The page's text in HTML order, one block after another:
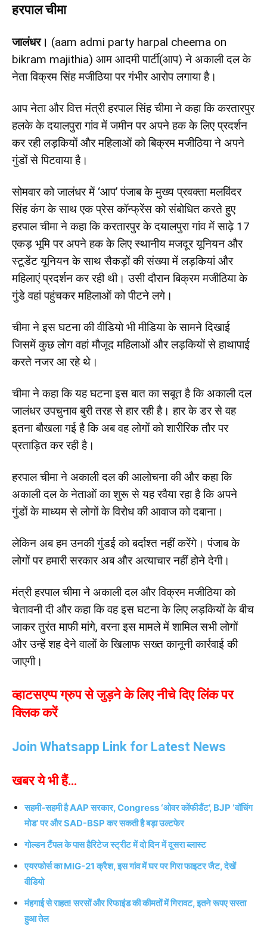
हरपाल चीमा
जालंधर। (aam admi party harpal cheema on
bikram majithia) आम आदमी पार्टी(आप) ने अकाली दल के
नेता विक्रम सिंह मजीठिया पर गंभीर आरोप लगाया है।
आप नेता और वित्त मंत्री हरपाल सिंह चीमा ने कहा कि करतारपुर
हलके के दयालपुरा गांव में जमीन पर अपने हक के लिए प्रदर्शन
कर रही लड़कियों और महिलाओं को बिक्रम मजीठिया ने अपने
गुंडों से पिटवाया है।
सोमवार को जालंधर में ‘आप’ पंजाब के मुख्य प्रवक्ता मलविंदर
सिंह कंग के साथ एक प्रेस कॉन्फ्रेंस को संबोधित करते हुए
हरपाल चीमा ने कहा कि करतारपुर के दयालपुरा गांव में साढ़े 17
एकड़ भूमि पर अपने हक के लिए स्थानीय मजदूर यूनियन और
स्टूडेंट यूनियन के साथ सैकड़ों की संख्या में लड़कियां और
महिलाएं प्रदर्शन कर रही थी। उसी दौरान बिक्रम मजीठिया के
गुंडे वहां पहुंचकर महिलाओं को पीटने लगे।
चीमा ने इस घटना की वीडियो भी मीडिया के सामने दिखाई
जिसमें कुछ लोग वहां मौजूद महिलाओं और लड़कियों से हाथापाई
करते नजर आ रहे थे।
चीमा ने कहा कि यह घटना इस बात का सबूत है कि अकाली दल
जालंधर उपचुनाव बुरी तरह से हार रही है। हार के डर से वह
इतना बौखला गई है कि अब वह लोगों को शारीरिक तौर पर
प्रताड़ित कर रही है।
हरपाल चीमा ने अकाली दल की आलोचना की और कहा कि
अकाली दल के नेताओं का शुरू से यह रवैया रहा है कि अपने
गुंडों के माध्यम से लोगों के विरोध की आवाज को दबाना।
लेकिन अब हम उनकी गुंडई को बर्दाश्त नहीं करेंगे। पंजाब के
लोगों पर हमारी सरकार अब और अत्याचार नहीं होने देगी।
मंत्री हरपाल चीमा ने अकाली दल और विक्रम मजीठिया को
चेतावनी दी और कहा कि वह इस घटना के लिए लड़कियों के बीच
जाकर तुरंत माफी मांगे, वरना इस मामले में शामिल सभी लोगों
और उन्हें शह देने वालों के खिलाफ सख्त कानूनी कार्रवाई की
जाएगी।
व्हाटसएप्प ग्रुप से जुड़ने के लिए नीचे दिए लिंक पर
क्लिक करें
Join Whatsapp Link for Latest News
खबर ये भी हैं…
सहमी-सहमी है AAP सरकार, Congress ‘ओवर कोंफीडैंट’, BJP ‘वॉचिंग
मोड’ पर और SAD-BSP कर सकती है बड़ा उल्टफेर
गोल्डन टैंपल के पास हैरिटेज स्ट्रीट में दो दिन में दूसरा ब्लास्ट
एयरफोर्स का MIG-21 क्रैश, इस गांव में घर पर गिरा फाइटर जैट, देखें
वीडियो
मंहगाई से राहत! सरसों और रिफाइंड की कीमतों में गिरावट, इतने रूपए सस्ता
हुआ तेल